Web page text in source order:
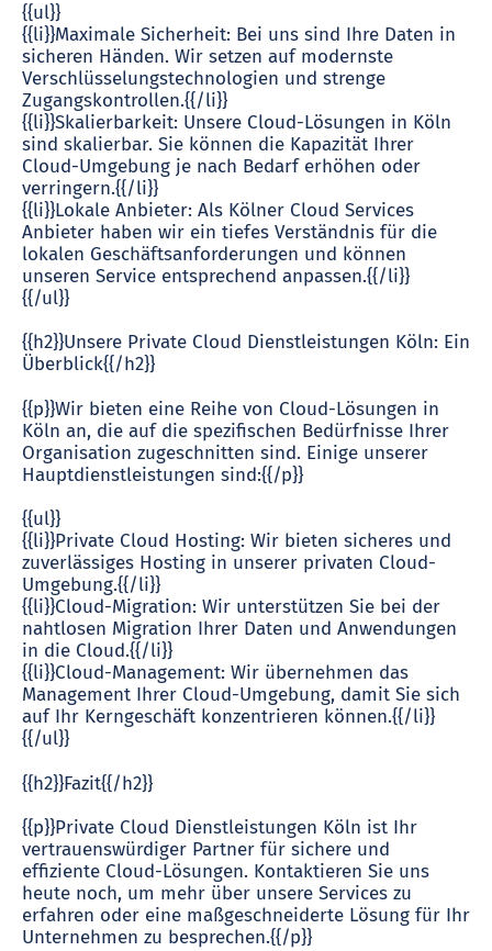
{{ul}}
{{li}}Maximale Sicherheit: Bei uns sind Ihre Daten in
sicheren Händen. Wir setzen auf modernste
Verschlüsselungstechnologien und strenge
Zugangskontrollen.{{/li}}
{{li}}Skalierbarkeit: Unsere Cloud-Lösungen in Köln
sind skalierbar. Sie können die Kapazität Ihrer
Cloud-Umgebung je nach Bedarf erhöhen oder
verringern.{{/li}}
{{li}}Lokale Anbieter: Als Kölner Cloud Services
Anbieter haben wir ein tiefes Verständnis für die
lokalen Geschäftsanforderungen und können
unseren Service entsprechend anpassen.{{/li}}
{{/ul}}
{{h2}}Unsere Private Cloud Dienstleistungen Köln: Ein
Überblick{{/h2}}
{{p}}Wir bieten eine Reihe von Cloud-Lösungen in
Köln an, die auf die spezifischen Bedürfnisse Ihrer
Organisation zugeschnitten sind. Einige unserer
Hauptdienstleistungen sind:{{/p}}
{{ul}}
{{li}}Private Cloud Hosting: Wir bieten sicheres und
zuverlässiges Hosting in unserer privaten Cloud-
Umgebung.{{/li}}
{{li}}Cloud-Migration: Wir unterstützen Sie bei der
nahtlosen Migration Ihrer Daten und Anwendungen
in die Cloud.{{/li}}
{{li}}Cloud-Management: Wir übernehmen das
Management Ihrer Cloud-Umgebung, damit Sie sich
auf Ihr Kerngeschäft konzentrieren können.{{/li}}
{{/ul}}
{{h2}}Fazit{{/h2}}
{{p}}Private Cloud Dienstleistungen Köln ist Ihr
vertrauenswürdiger Partner für sichere und
effiziente Cloud-Lösungen. Kontaktieren Sie uns
heute noch, um mehr über unsere Services zu
erfahren oder eine maßgeschneiderte Lösung für Ihr
Unternehmen zu besprechen.{{/p}}